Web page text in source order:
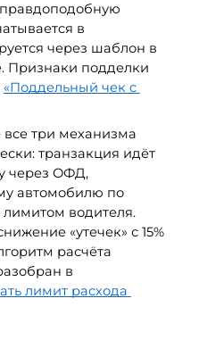
в
через шаблон в
Признаки подделки
«Поддельный чек с
три механизма
транзакция идёт
через ОФД,
автомобилю по
лимитом водителя.
«утечек» с 15%
расчёта
в
лимит расхода